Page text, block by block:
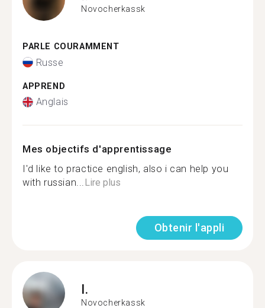
Novocherkassk
PARLE COURAMMENT
Russe
APPREND
Anglais
Mes objectifs d'apprentissage
I'd like to practice english, also i can help you
with russian...Lire plus
Obtenir l'appli
I.
Novocherkassk